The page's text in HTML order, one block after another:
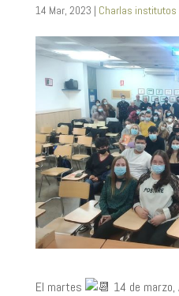
14 Mar, 2023 | Charlas institutos
El martes
14 de